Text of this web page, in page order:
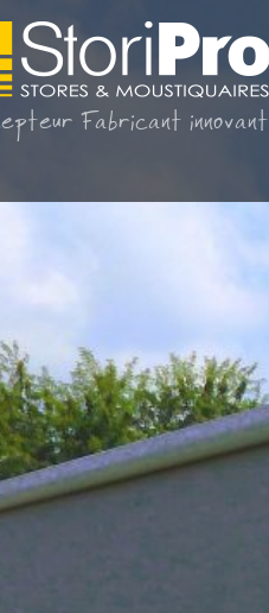
Fabricant innovant